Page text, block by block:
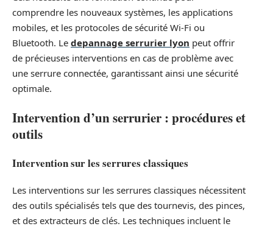
comprendre les nouveaux systèmes, les applications
mobiles, et les protocoles de sécurité Wi-Fi ou
Bluetooth. Le depannage serrurier lyon peut offrir
de précieuses interventions en cas de problème avec
une serrure connectée, garantissant ainsi une sécurité
optimale.
Intervention d’un serrurier : procédures et
outils
Intervention sur les serrures classiques
Les interventions sur les serrures classiques nécessitent
des outils spécialisés tels que des tournevis, des pinces,
et des extracteurs de clés. Les techniques incluent le